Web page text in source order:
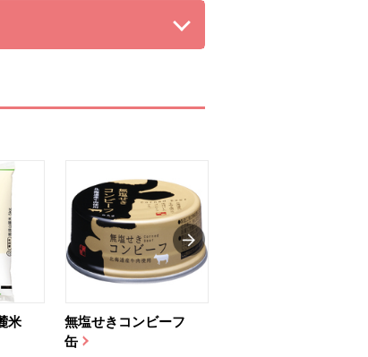
米
無塩せきコンビーフ
缶